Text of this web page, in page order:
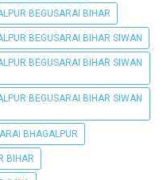
BEGUSARAI BIHAR
BEGUSARAI BIHAR SIWAN
BEGUSARAI BIHAR SIWAN
BEGUSARAI BIHAR SIWAN
BHAGALPUR
BIHAR